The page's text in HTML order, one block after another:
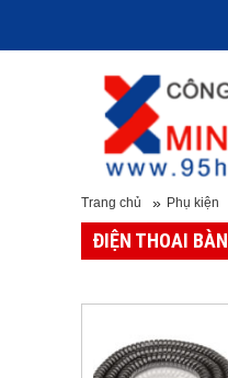
Trang chủ » Phụ kiện
ĐIỆN THOAI BÀN